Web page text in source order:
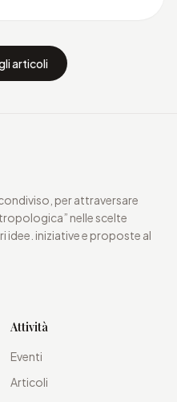
articoli
per attraversare
nelle scelte
idee. iniziative e proposte al
Attività
Eventi
Articoli